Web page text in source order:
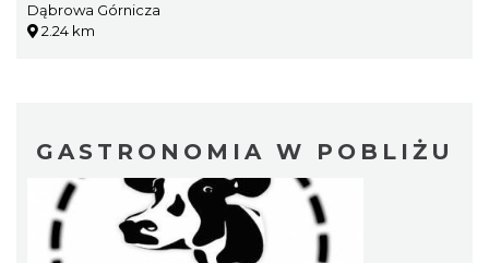
Dąbrowa Górnicza
2.24 km
GASTRONOMIA W POBLIŻU